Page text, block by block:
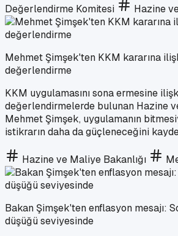
Değerlendirme Komitesi
Hazine
Mehmet Şimşek'ten KKM kararına
değerlendirme
KKM uygulamasını sona ermesine
değerlendirmelerde bulunan Hazine
Mehmet Şimşek, uygulamanın
istikrarın daha da güçleneceğini
Hazine ve Maliye Bakanlığı
Bakan Şimşek'ten enflasyon mesajı:
düşüğü seviyesinde